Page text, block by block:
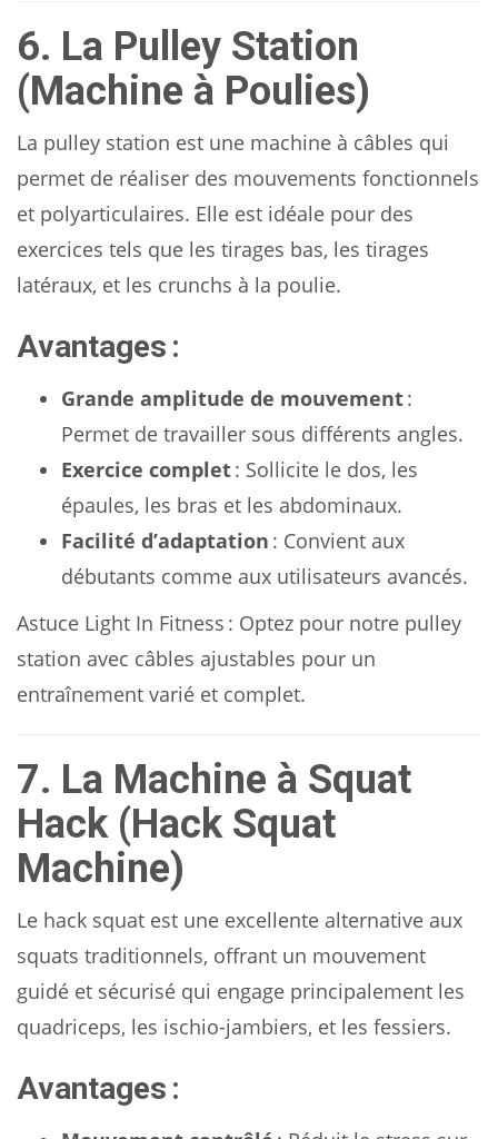
6. La Pulley Station
(Machine à Poulies)
La pulley station est une machine à câbles qui
permet de réaliser des mouvements fonctionnels
et polyarticulaires. Elle est idéale pour des
exercices tels que les tirages bas, les tirages
latéraux, et les crunchs à la poulie.
Avantages :
Grande amplitude de mouvement:
Permet de travailler sous différents angles.
Exercice complet: Sollicite le dos, les
épaules, les bras et les abdominaux.
Facilité d’adaptation : Convient aux
débutants comme aux utilisateurs avancés.
Astuce Light In Fitness : Optez pour notre pulley
station avec câbles ajustables pour un
entraînement varié et complet.
7. La Machine à Squat
Hack (Hack Squat
Machine)
Le hack squat est une excellente alternative aux
squats traditionnels, offrant un mouvement
guidé et sécurisé qui engage principalement les
quadriceps, les ischio-jambiers, et les fessiers.
Avantages :